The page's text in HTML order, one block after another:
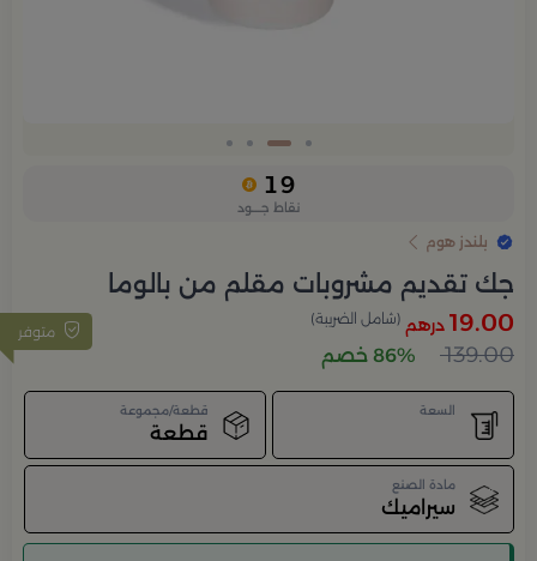
19
نقاط جــــود
بلندز هوم
جك تقديم مشروبات مقلم من بالوما
متوفر 19.00 درهم (شامل الضريبة)
139.00 86% خصم
السعة قطعة/مجموعة
قطعة
مادة الصنع
سيراميك